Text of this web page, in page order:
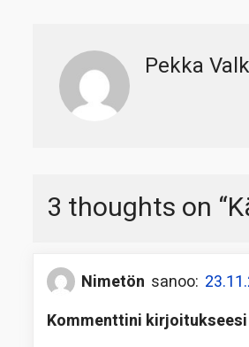
Pekka
3 thoughts on “
Nimetön sanoo:
Kommenttini kirjoitukseesi